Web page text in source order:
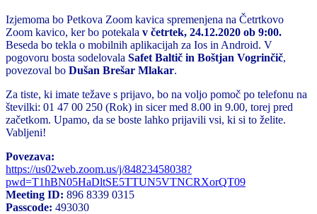
Izjemoma bo Petkova Zoom kavica spremenjena na Četrtkovo
Zoom kavico, ker bo potekala v četrtek, 24.12.2020 ob 9:00.
Beseda bo tekla o mobilnih aplikacijah za Ios in Android. V
pogovoru bosta sodelovala Safet Baltič in Boštjan Vogrinčič,
povezoval bo Dušan Brešar Mlakar.
Za tiste, ki imate težave s prijavo, bo na voljo pomoč po telefonu na
številki: 01 47 00 250 (Rok) in sicer med 8.00 in 9.00, torej pred
začetkom. Upamo, da se boste lahko prijavili vsi, ki si to želite.
Vabljeni!
Povezava:
https://us02web.zoom.us/j/84823458038?
pwd=T1hBN05HaDltSE5TTUN5VTNCRXorQT09
Meeting ID: 896 8339 0315
Passcode: 493030